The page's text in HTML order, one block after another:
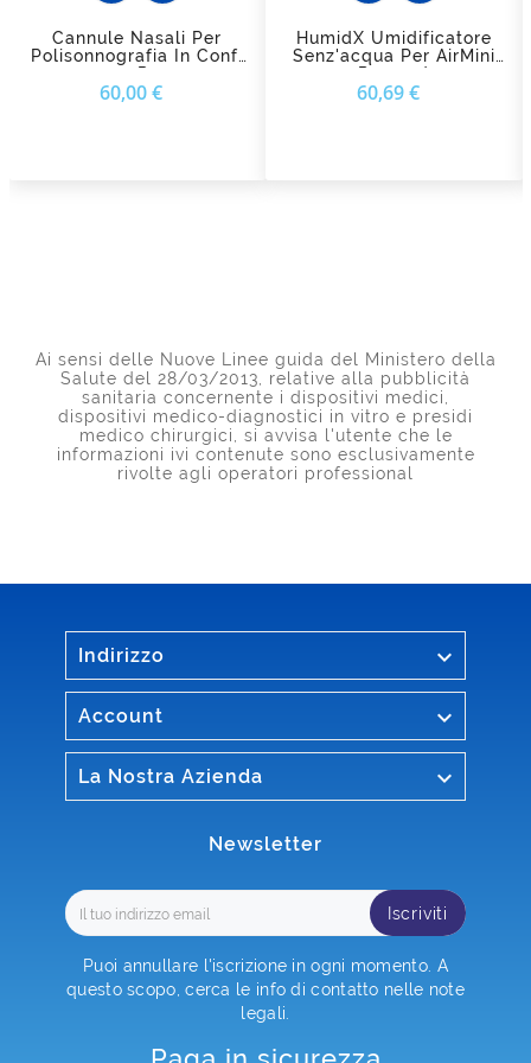
Cannule Nasali Per
Polisonnografia In Conf.
10 Pz.
60,00 €
HumidX Umidificatore
Senz'acqua Per AirMini
Resmed
60,69 €
Ai sensi delle Nuove Linee guida del Ministero della
Salute del 28/03/2013, relative alla pubblicità
sanitaria concernente i dispositivi medici,
dispositivi medico-diagnostici in vitro e presidi
medico chirurgici, si avvisa l'utente che le
informazioni ivi contenute sono esclusivamente
rivolte agli operatori professional
Indirizzo 
Account 
La Nostra Azienda 
Newsletter
Iscriviti
Puoi annullare l'iscrizione in ogni momento. A
questo scopo, cerca le info di contatto nelle note
legali.